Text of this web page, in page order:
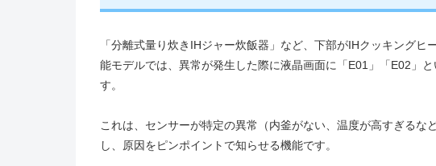
「分離式量り炊きIHジャー炊飯器」など、下部がIHクッキング
能モデルでは、異常が発生した際に液晶画面に「E01」「E02」
す。
これは、センサーが特定の異常（内釜がない、温度が高すぎるな
し、原因をピンポイントで知らせる機能です。